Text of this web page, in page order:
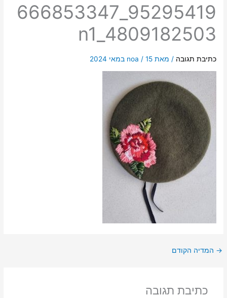
95295419_666853347
4809182503_n1
כתיבת תגובה / מאת noa / 15 במאי 2024
→ המדיה הקודם
כתיבת תגובה